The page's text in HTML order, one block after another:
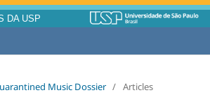
DA USP
Music Dossier / Articles